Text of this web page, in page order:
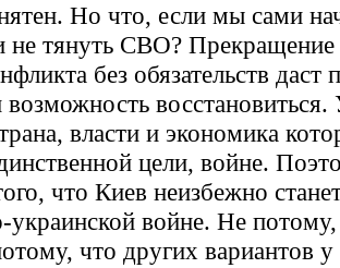
Но что, если мы сами
не тянуть СВО? Прекращение
без обязательств даст
восстановиться.
власти и экономика
цели, войне.
что Киев неизбежно
украинской войне. Не потому,
что других вариантов у